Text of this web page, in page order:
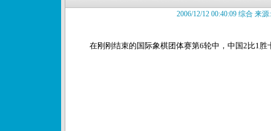
2006/12/12 00:40:09 综合 来源
在刚刚结束的国际象棋团体赛第6轮中，中国2比1胜